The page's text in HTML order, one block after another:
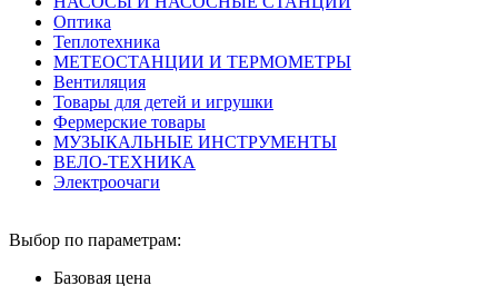
Оптика
Теплотехника
МЕТЕОСТАНЦИИ И ТЕРМОМЕТРЫ
Вентиляция
Товары для детей и игрушки
Фермерские товары
МУЗЫКАЛЬНЫЕ ИНСТРУМЕНТЫ
ВЕЛО-ТЕХНИКА
Электроочаги
Выбор по параметрам:
Базовая цена